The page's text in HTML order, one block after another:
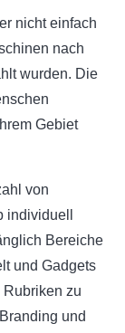
nicht einfach
nach
wurden. Die
Gebiet
von
Bereiche
und Gadgets
zu
und